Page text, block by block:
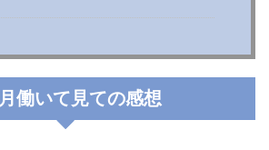
働いて見ての感想